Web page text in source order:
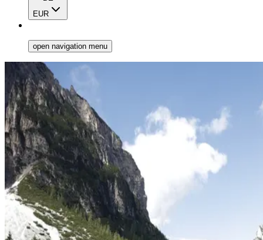
EUR
open navigation menu